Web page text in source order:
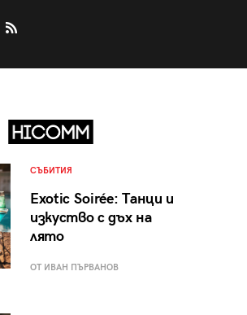
СЪБИТИЯ
Exotic Soirée: Танци и
изкуство с дъх на
лято
ОТ ИВАН ПЪРВАНОВ